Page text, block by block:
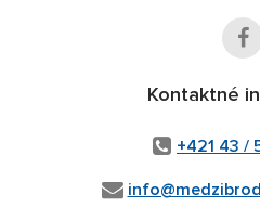
Kontaktné
+421 43 /